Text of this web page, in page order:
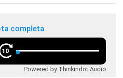
completa
10
Powered by Thinkindot Audio